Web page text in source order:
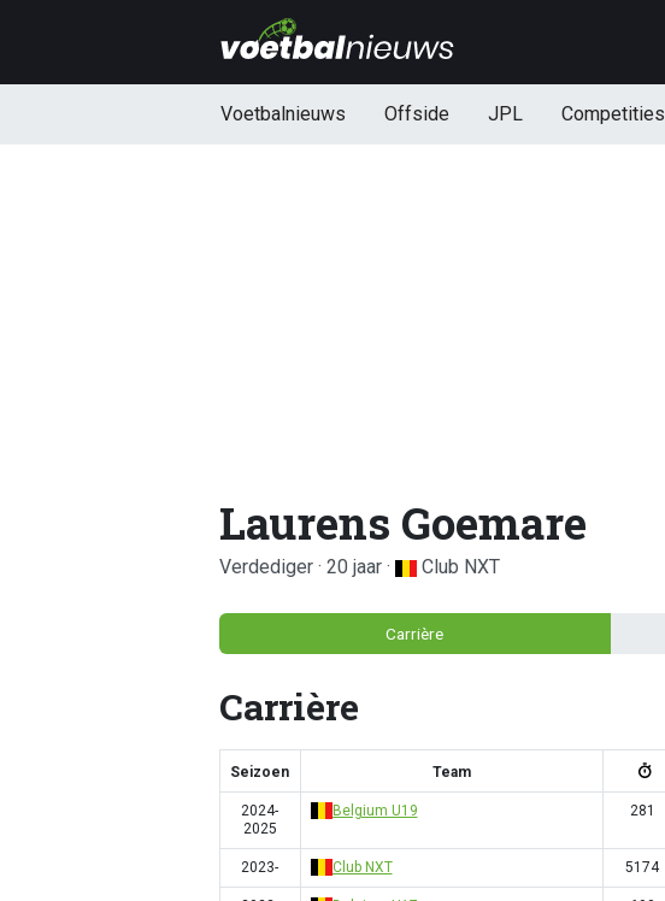
Voetbalnieuws Offside JPL Competities
Laurens Goemare
Verdediger · 20 jaar · Club NXT
Carrière
Carrière
Seizoen Team
2024-
2025
Belgium U19 281
2023- Club NXT 5174